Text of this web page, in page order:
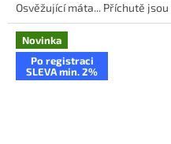
Osvěžující máta... Příchutě
Novinka
Po registraci
SLEVA min. 2%